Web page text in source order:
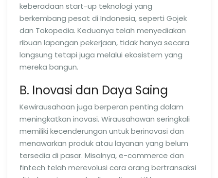
keberadaan start-up teknologi yang
berkembang pesat di Indonesia, seperti Gojek
dan Tokopedia. Keduanya telah menyediakan
ribuan lapangan pekerjaan, tidak hanya secara
langsung tetapi juga melalui ekosistem yang
mereka bangun.
B. Inovasi dan Daya Saing
Kewirausahaan juga berperan penting dalam
meningkatkan inovasi. Wirausahawan seringkali
memiliki kecenderungan untuk berinovasi dan
menawarkan produk atau layanan yang belum
tersedia di pasar. Misalnya, e-commerce dan
fintech telah merevolusi cara orang bertransaksi